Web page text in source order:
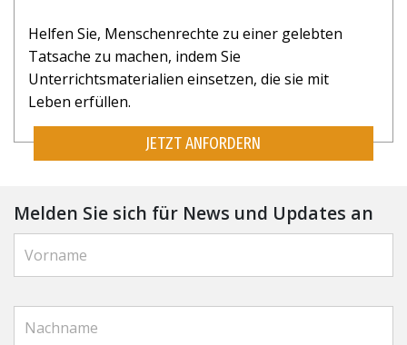
Helfen Sie, Menschenrechte zu einer gelebten
Tatsache zu machen, indem Sie
Unterrichtsmaterialien einsetzen, die sie mit
Leben erfüllen.
JETZT ANFORDERN
Melden Sie sich für News und Updates an